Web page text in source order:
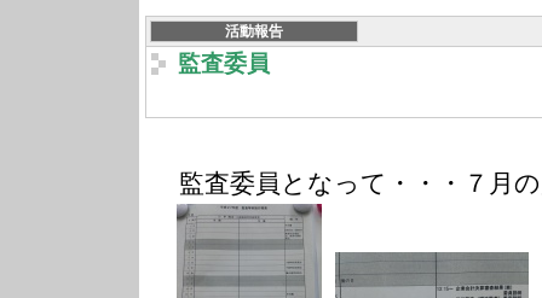
活動報告
監査委員
監査委員となって・・・７月